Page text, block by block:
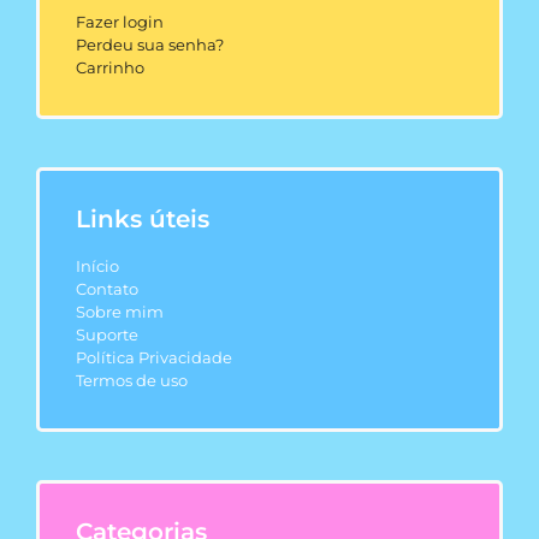
Fazer login
Perdeu sua senha?
Carrinho
Links úteis
Início
Contato
Sobre mim
Suporte
Política Privacidade
Termos de uso
Categorias